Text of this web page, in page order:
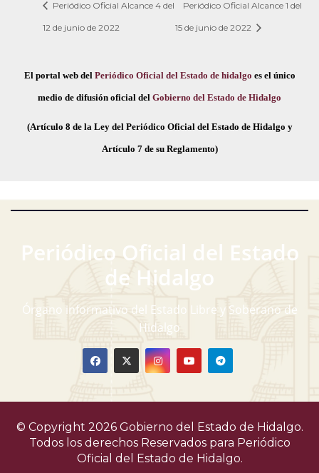
Periódico Oficial Alcance 4 del
12 de junio de 2022
Periódico Oficial Alcance 1 del
15 de junio de 2022
El portal web del Periódico Oficial del Estado de hidalgo es el único
medio de difusión oficial del Gobierno del Estado de Hidalgo
(Artículo 8 de la Ley del Periódico Oficial del Estado de Hidalgo y
Artículo 7 de su Reglamento)
Periódico Oficial del Estado
de Hidalgo
Órgano informativo del Estado Libre y Soberano de
Hidalgo
© Copyright 2026 Gobierno del Estado de Hidalgo.
Todos los derechos Reservados para Periódico
Oficial del Estado de Hidalgo.